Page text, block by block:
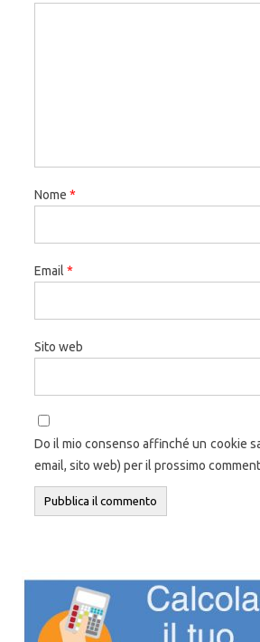
Nome *
Email *
Sito web
Do il mio consenso affinché un cookie
email, sito web) per il prossimo